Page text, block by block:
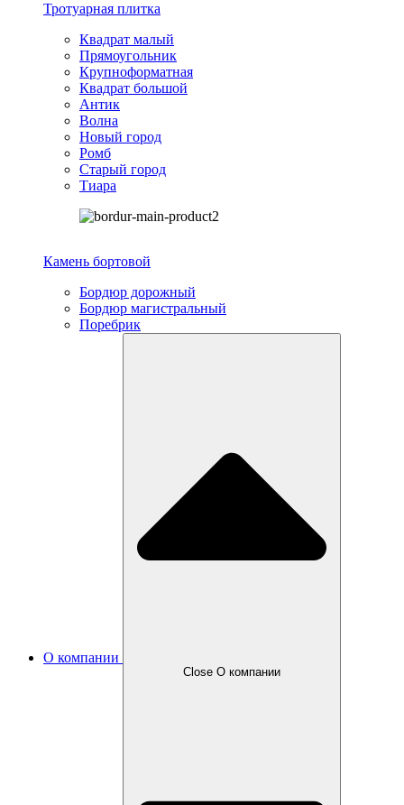
Тротуарная плитка
Квадрат малый
Прямоугольник
Крупноформатная
Квадрат большой
Антик
Волна
Новый город
Ромб
Старый город
Тиара
Камень бортовой
Бордюр дорожный
Бордюр магистральный
Поребрик
О компании
Close О компании